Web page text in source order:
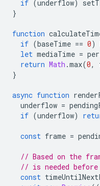
if (underflow)
}
function
if (baseTime == 0)
let mediaTime =
return Math .max(0,
}
async function
underflow =
if (underflow)
const frame =
// Based on the
// is needed before
const